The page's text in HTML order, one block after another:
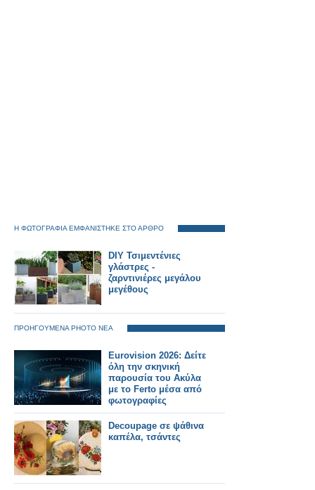
Η ΦΩΤΟΓΡΑΦΙΑ ΕΜΦΑΝΙΣΤΗΚΕ ΣΤΟ ΑΡΘΡΟ
DIY Τσιμεντένιες
γλάστρες -
ζαρντινιέρες μεγάλου
μεγέθους
ΠΡΟΗΓΟΥΜΕΝΑ PHOTO ΝΕΑ
Eurovision 2026: Δείτε
όλη την σκηνική
παρουσία του Ακύλα
με το Ferto μέσα από
φωτογραφίες
Decoupage σε ψάθινα
καπέλα, τσάντες